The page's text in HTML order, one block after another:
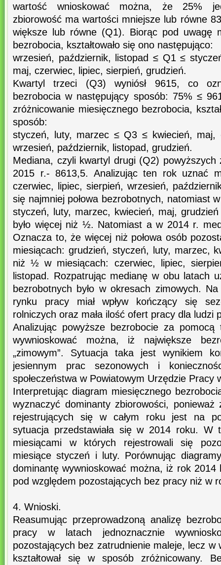
wartość wnioskować można, że 25%
zbiorowość ma wartości mniejsze lub równe
większe lub równe (Q1). Biorąc pod uwagę
bezrobocia, kształtowało się ono następująco:
wrzesień, październik, listopad ≤ Q1 ≤
maj, czerwiec, lipiec, sierpień, grudzień.
Kwartyl trzeci (Q3) wyniósł 9615, co
bezrobocia w następujący sposób: 75% ≤
zróżnicowanie miesięcznego bezrobocia,
sposób:
styczeń, luty, marzec ≤ Q3 ≤ kwiecień, maj,
wrzesień, październik, listopad, grudzień.
Mediana, czyli kwartyl drugi (Q2) powyższych
2015 r.- 8613,5. Analizując ten rok uznać
czerwiec, lipiec, sierpień, wrzesień,
się najmniej połowa bezrobotnych, natomiast
styczeń, luty, marzec, kwiecień, maj,
było więcej niż ½. Natomiast a w 2014 r.
Oznacza to, że więcej niż połowa osób
miesiącach: grudzień, styczeń, luty, marzec,
niż ½ w miesiącach: czerwiec, lipiec,
listopad. Rozpatrując medianę w obu latach
bezrobotnych było w okresach zimowych.
rynku pracy miał wpływ kończący się
rolniczych oraz mała ilość ofert pracy dla ludzi
Analizując powyższe bezrobocie za pomocą
wywnioskować można, iż największe
„zimowym”. Sytuacja taka jest wynikiem
jesiennym prac sezonowych i
społeczeństwa w Powiatowym Urzędzie Pracy
Interpretując diagram miesięcznego
wyznaczyć dominanty zbiorowości, ponieważ
rejestrujących się w całym roku jest na
sytuacja przedstawiała się w 2014 roku. W
miesiącami w których rejestrowali się
miesiące styczeń i luty. Porównując
dominantę wywnioskować można, iż rok 2014
pod względem pozostających bez pracy niż w
4. Wnioski.
Reasumując przeprowadzoną analizę
pracy w latach jednoznacznie
pozostających bez zatrudnienie maleje, lecz w
kształtował się w sposób zróżnicowany.